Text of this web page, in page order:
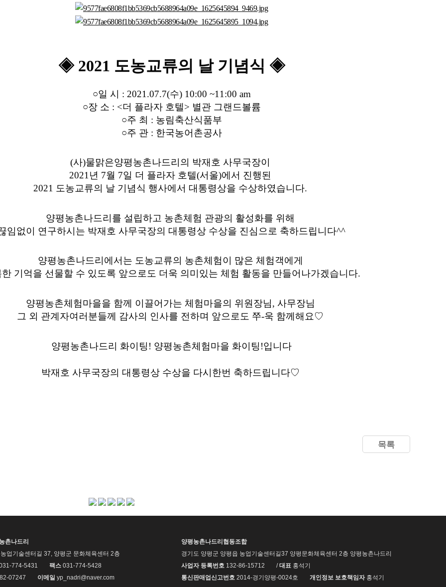
◈ 2021 도농교류의 날 기념식 ◈
○일 시 : 2021.07.7(수) 10:00 ~11:00 am
○장 소 : <더 플라자 호텔> 별관 그랜드볼륨
○주 최 : 농림축산식품부
○주 관 : 한국농어촌공사
(사)물맑은양평농촌나드리의 박재호 사무국장이
2021년 7월 7일 더 플라자 호텔(서울)에서 진행된
2021 도농교류의 날 기념식 행사에서 대통령상을 수상하였습니다.
양평농촌나드리를 설립하고 농촌체험 관광의 활성화를 위해
임없이 연구하시는 박재호 사무국장의 대통령상 수상을 진심으로 축하드립니다^^
​양평농촌나드리에서는 도농교류의 농촌체험이 많은 체험객에게
기억을 선물할 수 있도록 앞으로도 더욱 의미있는 체험 활동을 만들어나가겠습니다.
​양평농촌체험마을을 함께 이끌어가는 체험마을의 위원장님, 사무장님
그 외 관계자여러분들께 감사의 인사를 전하며 앞으로도 쭈-욱 함께해요♡
양평농촌나드리 화이팅! 양평농촌체험마을 화이팅!입니다
박재호 사무국장의 대통령상 수상을 다시한번 축하드립니다♡
목록
촌나드리
업기술센터길 37, 양평군 문화체육센터 2층
774-5431
팩스 031-774-5428
07247
이메일 yp_nadri@naver.com
양평농촌나드리협동조합
경기도 양평군 양평읍 농업기술센터길37 양평문화체육센터 2층 양평농촌나드리
사업자 등록번호 132-86-15712 /대표 홍석기
통신판매업신고번호 2014-경기양평-0024호 개인정보 보호책임자홍석기